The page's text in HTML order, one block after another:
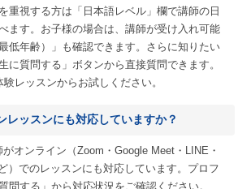
重視する方は「日本語レベル」欄で講師の日
ます。お子様の場合は、講師が受け入れ可能
低年齢）」も確認できます。さらに知りたい
に質問する」ボタンから直接質問できます。
験レッスンからお試しください。
レッスンにも対応していますか？
オンライン（Zoom・Google Meet・LINE・
）でのレッスンにも対応しています。プロフ
問する」から対応状況をご確認ください。